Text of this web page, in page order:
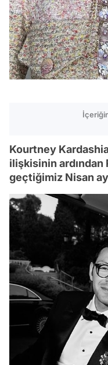
Kourtney
ilişkisinin ardından
geçtiğimiz Nisan